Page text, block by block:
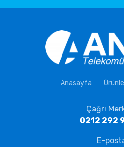
Anasayfa
Çağrı
0212 292
E-